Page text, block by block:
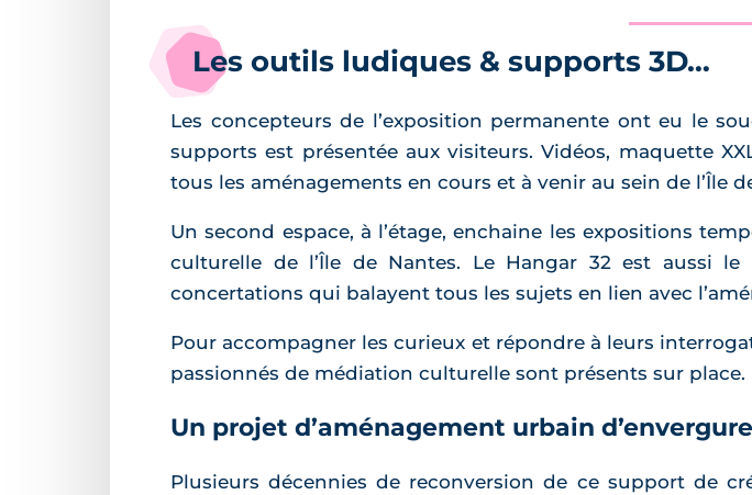
Les outils ludiques & supports 3D…
Les concepteurs de l’exposition permanente ont eu le
supports est présentée aux visiteurs. Vidéos, maquette
tous les aménagements en cours et à venir au sein de l’Île
Un second espace, à l’étage, enchaine les expositions
culturelle de l’Île de Nantes. Le Hangar 32 est aussi le
concertations qui balayent tous les sujets en lien avec
Pour accompagner les curieux et répondre à leurs
passionnés de médiation culturelle sont présents sur place.
Un projet d’aménagement urbain
Plusieurs décennies de reconversion de ce support de